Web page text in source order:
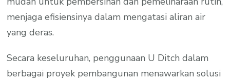
menjaga efisiensinya dalam mengatasi aliran air
yang deras.
Secara keseluruhan, penggunaan U Ditch dalam
berbagai proyek pembangunan menawarkan solusi